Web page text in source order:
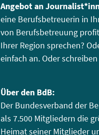
Angebot an
eine Berufsbetreuerin in
von Berufsbetreuung
Ihrer Region sprechen?
einfach an. Oder
Über den BdB:
Der Bundesverband der
als 7.500 Mitgliedern die
Heimat seiner Mitglieder